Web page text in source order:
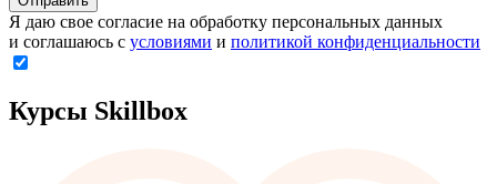
Я даю свое согласие на обработку персональных данных
и соглашаюсь с условиями и политикой конфиденциальности
Курсы Skillbox